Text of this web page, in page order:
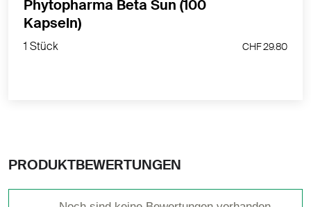
1 Stück CHF 29.80
Phytopharma Beta Sun (100
Kapseln)
1 Stück CHF 29.80
PRODUKTBEWERTUNGEN